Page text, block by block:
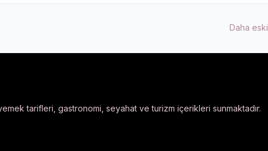
Daha eski
tarifleri, gastronomi, seyahat ve turizm içerikleri sunmaktadır.